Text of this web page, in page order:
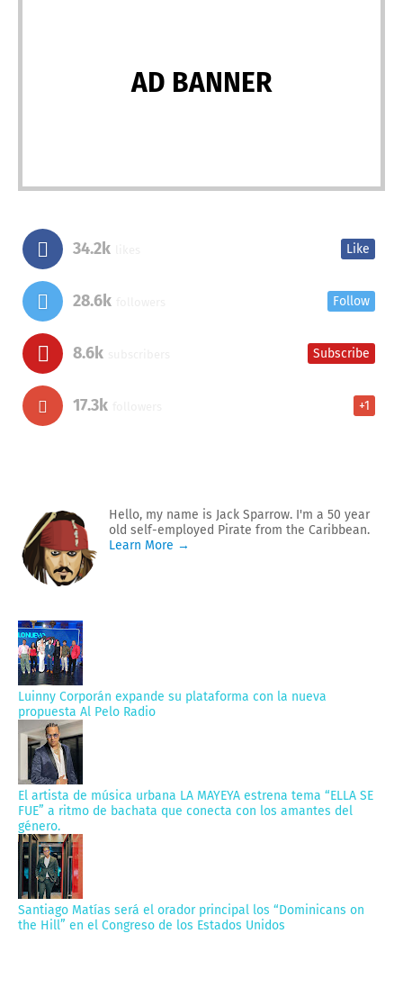
AD BANNER
34.2k Like
28.6k Follow
8.6k Subscribe
17.3k +1
Hello, my name is Jack Sparrow. I'm a 50 year
old self-employed Pirate from the Caribbean.
Learn More →
Luinny Corporán expande su plataforma con la nueva
propuesta Al Pelo Radio
El artista de música urbana LA MAYEYA estrena tema “ELLA SE
FUE” a ritmo de bachata que conecta con los amantes del
género.
Santiago Matías será el orador principal los “Dominicans on
the Hill” en el Congreso de los Estados Unidos